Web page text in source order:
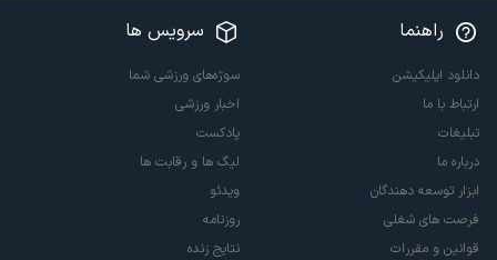
راهنما
دانلود اپلیکیشن
ارتباط با ما
تبلیغات
درباره ما
ابزار توسعه دهندگان
فرصت های شغلی
قوانین و مقررات
سرویس ها
سوژه‌های ورزشی شما
اخبار ورزشی
پادکست
لیگ ها و رقابت ها
ویدئو
روزنامه
نتایج زنده